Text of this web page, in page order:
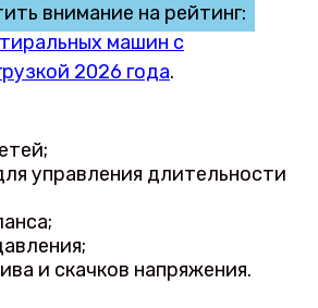
внимание на рейтинг:
машин с
2026 года.
управления длительности
и скачков напряжения.